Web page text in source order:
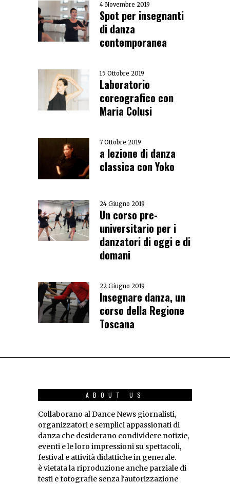
4 Novembre 2019
Spot per insegnanti
di danza
contemporanea
15 Ottobre 2019
Laboratorio
coreografico con
Maria Colusi
7 Ottobre 2019
a lezione di danza
classica con Yoko
24 Giugno 2019
Un corso pre-
universitario per i
danzatori di oggi e di
domani
22 Giugno 2019
Insegnare danza, un
corso della Regione
Toscana
ABOUT US
Collaborano al Dance News giornalisti,
organizzatori e semplici appassionati di
danza che desiderano condividere notizie,
eventi e le loro impressioni su spettacoli,
festival e attività didattiche in generale.
è vietata la riproduzione anche parziale di
testi e fotografie senza l'autorizzazione